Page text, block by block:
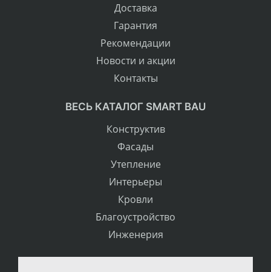
Доставка
Гарантия
Рекомендации
Новости и акции
Контакты
ВЕСЬ КАТАЛОГ SMART BAU
Конструктив
Фасады
Утепление
Интерьеры
Кровли
Благоустройство
Инженерия